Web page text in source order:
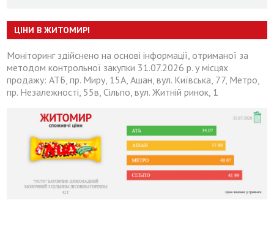
ЦІНИ В ЖИТОМИРІ
Моніторинг здійснено на основі інформації, отриманої за
методом контрольної закупки 31.07.2026 р. у місцях
продажу: АТБ, пр. Миру, 15А, Ашан, вул. Київська, 77, Метро,
пр. Незалежності, 55в, Сільпо, вул. Житній ринок, 1